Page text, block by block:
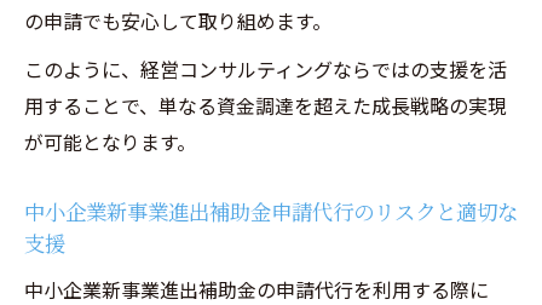
の申請でも安心して取り組めます。
このように、経営コンサルティングならではの支援を活
用することで、単なる資金調達を超えた成長戦略の実現
が可能となります。
中小企業新事業進出補助金申請代行のリスクと適切な
支援
中小企業新事業進出補助金の申請代行を利用する際に